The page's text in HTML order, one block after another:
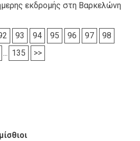
εκδρομής στη Βαρκελώνη
93 94 95 96 97
98
... 135 >>